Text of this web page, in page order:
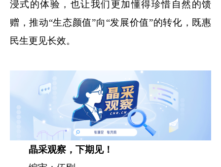
浸式的体验，也让我们更加懂得珍惜自然的馈
赠，推动“生态颜值”向“发展价值”的转化，既惠
民生更见长效。
晶采观察，下期见！